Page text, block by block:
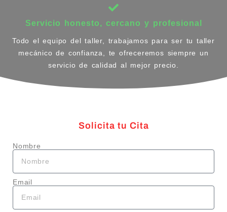
Servicio honesto, cercano y profesional
Todo el equipo del taller, trabajamos para ser tu taller
mecánico de confianza, te ofreceremos siempre un
servicio de calidad al mejor precio.
Solicita tu Cita
Nombre
Email